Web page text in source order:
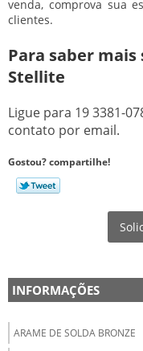
venda, comprova sua
clientes.
Para saber
Stellite
Ligue para 19 3381-
contato por email.
Gostou? compartilhe!
INFORMAÇÕES
ARAME DE SOLDA BRONZE